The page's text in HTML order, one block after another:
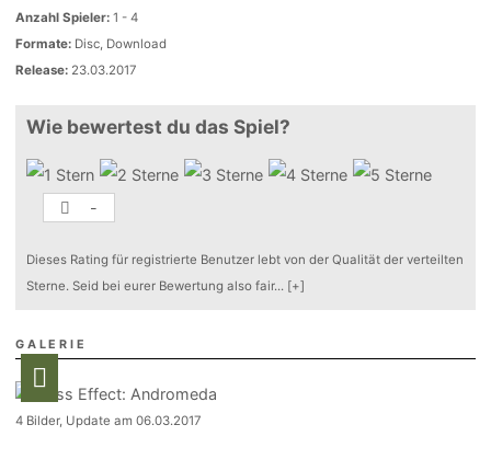
Anzahl Spieler: 1 - 4
Formate: Disc, Download
Release: 23.03.2017
Wie bewertest du das Spiel?
-
Dieses Rating für registrierte Benutzer lebt von der Qualität der verteilten
Sterne. Seid bei eurer Bewertung also fair... [+]
GALERIE
4 Bilder, Update am 06.03.2017